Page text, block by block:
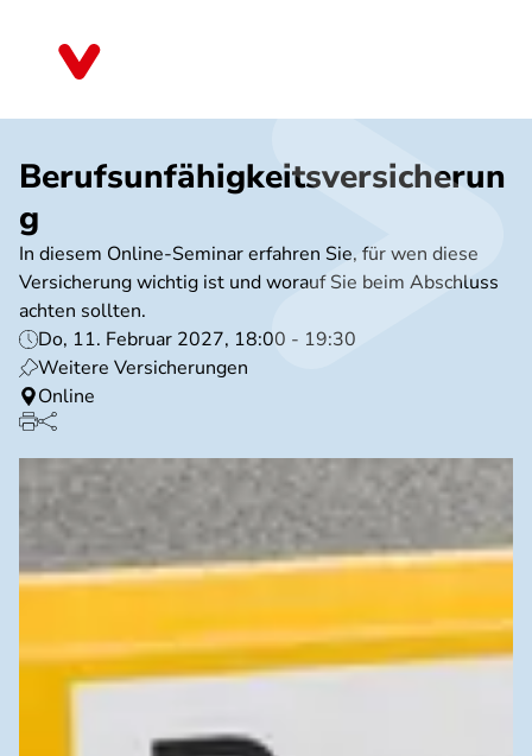
Berufsunfähigkeitsversicherun
g
In diesem Online-Seminar erfahren Sie, für wen diese
Versicherung wichtig ist und worauf Sie beim Abschluss
achten sollten.
Do, 11. Februar 2027, 18:00 - 19:30
Weitere Versicherungen
Online